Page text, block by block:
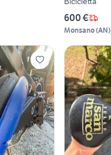
600 €
Monsano(AN)